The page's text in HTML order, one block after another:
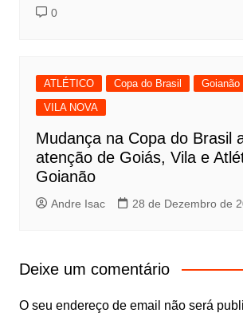
0
ATLÉTICO Copa do Brasil Goianão
VILA NOVA
Mudança na Copa do Brasil
atenção de Goiás, Vila e
Goianão
Andre Isac 28 de Dezembro de
Deixe um comentário
O seu endereço de email não será